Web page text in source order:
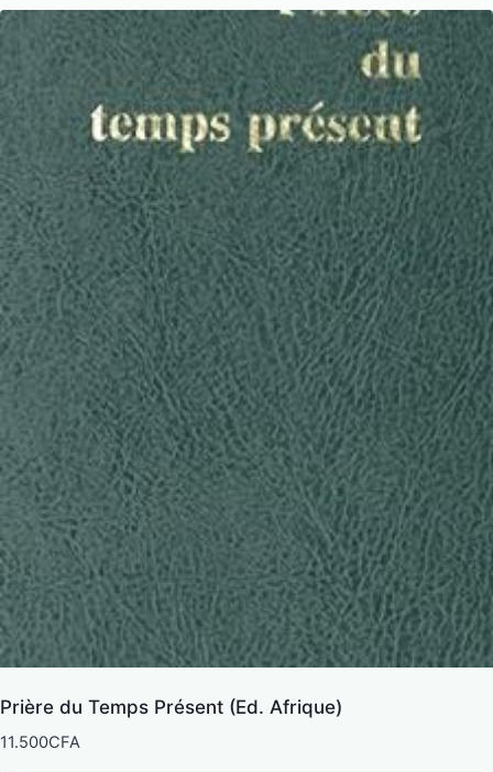
Prière du Temps Présent (Ed. Afrique)
11.500CFA